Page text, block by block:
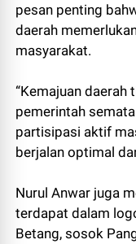
pesan penting
daerah
masyarakat.
“Kemajuan
pemerintah
partisipasi aktif
berjalan optimal
Nurul Anwar juga
terdapat dalam
Betang, sosok